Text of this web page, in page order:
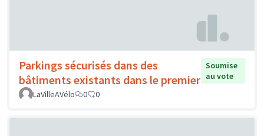
Parkings sécurisés dans des
bâtiments existants dans le premier
Soumise
au vote
LaVilleAVélo
0 0